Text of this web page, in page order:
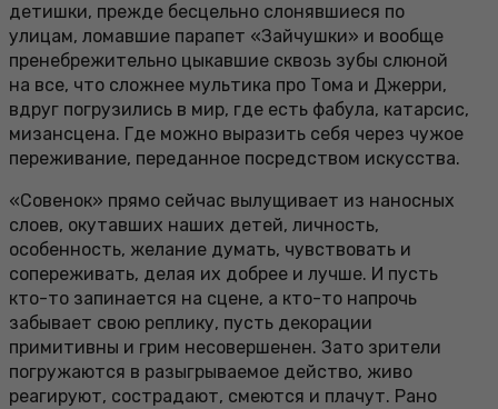
детишки, прежде бесцельно слонявшиеся по
улицам, ломавшие парапет «Зайчушки» и вообще
пренебрежительно цыкавшие сквозь зубы слюной
на все, что сложнее мультика про Тома и Джерри,
вдруг погрузились в мир, где есть фабула, катарсис,
мизансцена. Где можно выразить себя через чужое
переживание, переданное посредством искусства.
«Совенок» прямо сейчас вылущивает из наносных
слоев, окутавших наших детей, личность,
особенность, желание думать, чувствовать и
сопереживать, делая их добрее и лучше. И пусть
кто-то запинается на сцене, а кто-то напрочь
забывает свою реплику, пусть декорации
примитивны и грим несовершенен. Зато зрители
погружаются в разыгрываемое действо, живо
реагируют, сострадают, смеются и плачут. Рано